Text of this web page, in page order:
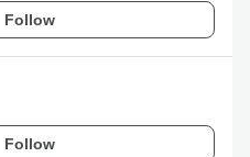
Follow
Follow